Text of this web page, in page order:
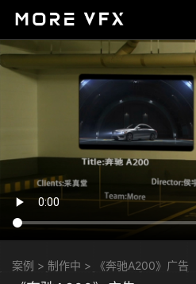
案例 > 制作中 > 《奔驰A200》广告